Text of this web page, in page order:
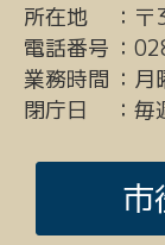
所在地 ： 〒
電話番号 ：
業務時間 ： 月
閉庁日
： 毎
市